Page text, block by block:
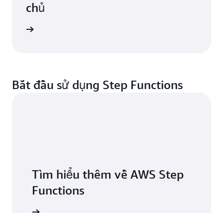
chủ
Bắt đầu sử dụng Step Functions
Tìm hiểu thêm về AWS Step
Functions